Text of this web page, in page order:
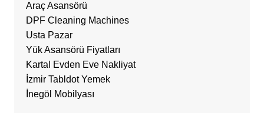
Araç Asansörü
DPF Cleaning Machines
Usta Pazar
Yük Asansörü Fiyatları
Kartal Evden Eve Nakliyat
İzmir Tabldot Yemek
İnegöl Mobilyası